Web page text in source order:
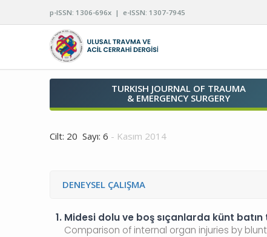
p-ISSN: 1306-696x | e-ISSN: 1307-7945
TURKISH JOURNAL OF TRAUMA
& EMERGENCY SURGERY
Cilt: 20 Sayı: 6 - Kasım 2014
DENEYSEL ÇALIŞMA
1. Midesi dolu ve boş sıçanlarda künt batın
Comparison of internal organ injuries by